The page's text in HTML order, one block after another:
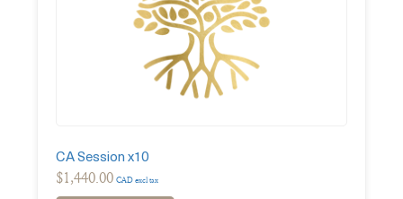
CA Session x10
$1,440.00 CAD excl tax